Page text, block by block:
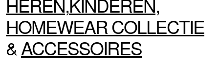
HOMEWEARCOLLECTIE
&ACCESSOIRES